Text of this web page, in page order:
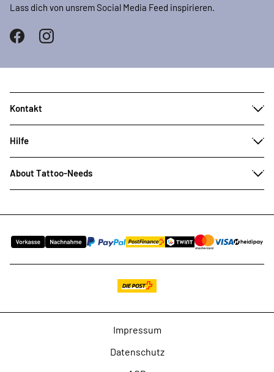
Lass dich von unsrem Social Media Feed inspirieren.
Kontakt
Hilfe
About Tattoo-Needs
Impressum
Datenschutz